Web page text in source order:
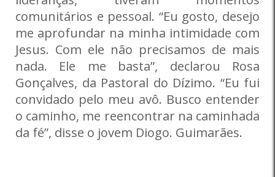
comunitários e pessoal. “Eu gosto, desejo
me aprofundar na minha intimidade com
Jesus. Com ele não precisamos de mais
nada. Ele me basta”, declarou Rosa
Gonçalves, da Pastoral do Dízimo. “Eu fui
convidado pelo meu avô. Busco entender
o caminho, me reencontrar na caminhada
da fé”, disse o jovem Diogo. Guimarães.